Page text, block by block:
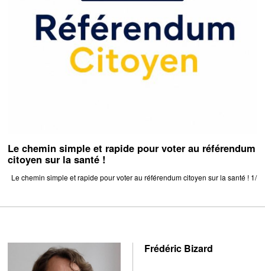
Le chemin simple et rapide pour voter au référendum
citoyen sur la santé !
Le chemin simple et rapide pour voter au référendum citoyen sur la santé ! 1/
Frédéric Bizard